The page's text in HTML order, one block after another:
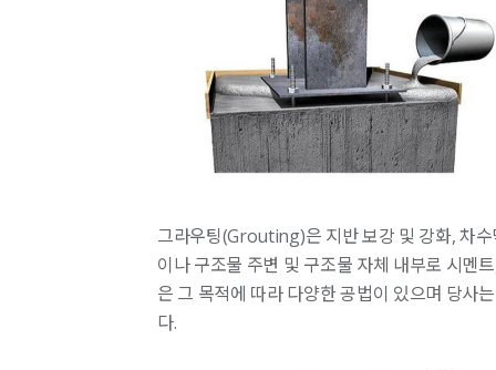
그라우팅(Grouting)은 지반 보강 및 강화, 차
이나 구조물 주변 및 구조물 자체 내부로 시멘
은 그 목적에 따라 다양한 공법이 있으며 당사
다.